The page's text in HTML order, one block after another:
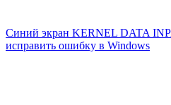
Синий экран KERNEL DATA
исправить ошибку в Windows